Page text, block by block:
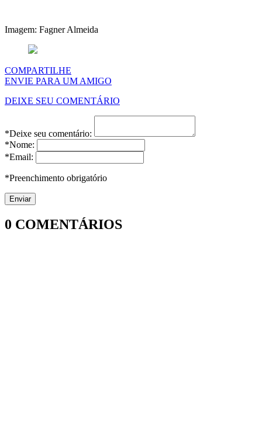
Imagem: Fagner Almeida
COMPARTILHE
ENVIE PARA UM AMIGO
DEIXE SEU COMENTÁRIO
*Deixe seu comentário:
*Nome:
*Email:
*Preenchimento obrigatório
0 COMENTÁRIOS